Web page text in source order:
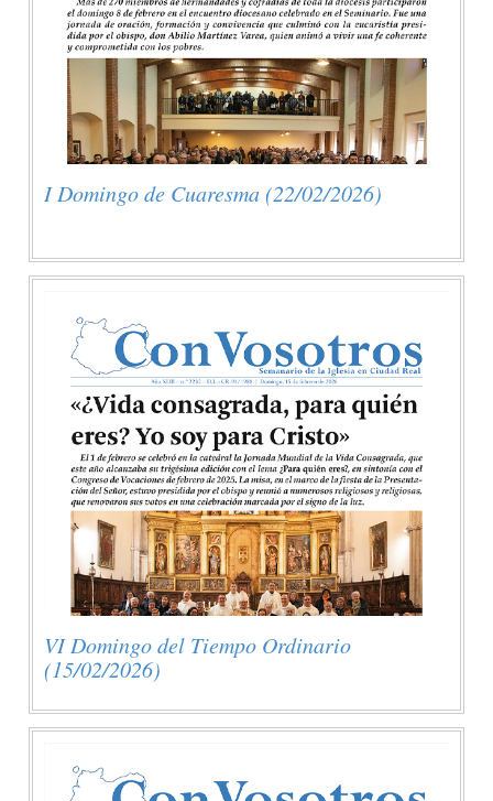
I Domingo de Cuaresma (22/02/2026)
VI Domingo del Tiempo Ordinario
(15/02/2026)